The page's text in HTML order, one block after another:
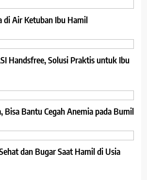
Air Ketuban Ibu Hamil
Handsfree, Solusi Praktis untuk Ibu
Bisa Bantu Cegah Anemia pada Bumil
dan Bugar Saat Hamil di Usia